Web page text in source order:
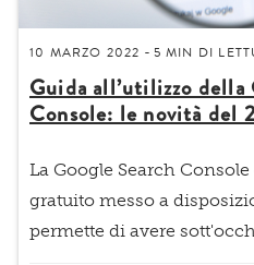
10 MARZO 2022 - 5 MIN DI
Guida all’utilizzo della
Console: le novità del
La Google Search
gratuito messo a
permette di avere